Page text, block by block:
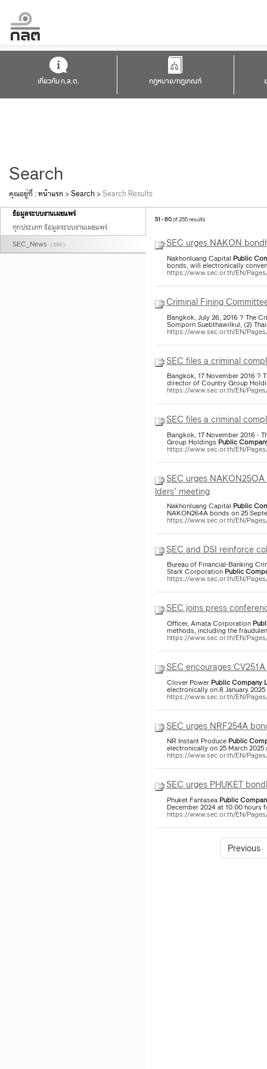
เกี่ยวกับ ก.ล.ต. กฎหมาย/กฎเกณฑ์
Search
คุณอยู่ที่ :หน้าแรก >Search >Search Results
ข้อมูลระบบงานเผยแพร่
ทุกประเภท ข้อมูลระบบงานเผยแพร่
SEC_News ( 255 )
51 - 60of 255 results
SEC urges NAKON
Nakhonluang Capital Public
bonds, will electronically
https://www.sec.or.th/EN/
Criminal Fining
Bangkok, July 26, 2016 ? The
Somporn Suebthawilkul, (2)
https://www.sec.or.th/EN/
SEC files a criminal
Bangkok, 17 November 2016 ?
director of Country Group
https://www.sec.or.th/EN/
SEC files a criminal
Bangkok, 17 November 2016 -
Group Holdings Public
https://www.sec.or.th/EN/
SEC urges
lders’ meeting
Nakhonluang Capital Public
NAKON264A bonds on 25
https://www.sec.or.th/EN/
SEC and DSI reinforce
Bureau of Financial-Banking
Stark Corporation Public
https://www.sec.or.th/EN/
SEC joins press
Officer, Amata Corporation
methods, including the
https://www.sec.or.th/EN/
SEC encourages
Clover Power PublicCompany
electronically on 8 January
https://www.sec.or.th/EN/
SEC urges NRF254A
NR Instant Produce Public
electronically on 25 March
https://www.sec.or.th/EN/
SEC urges PHUKET
Phuket Fantasea Public
December 2024 at 10.00 hours
https://www.sec.or.th/EN/
Previous